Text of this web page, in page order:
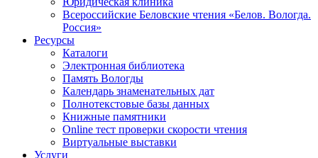
Всероссийские Беловские чтения «Белов. Вологда.
Россия»
Ресурсы
Каталоги
Электронная библиотека
Память Вологды
Календарь знаменательных дат
Полнотекстовые базы данных
Книжные памятники
Online тест проверки скорости чтения
Виртуальные выставки
Услуги